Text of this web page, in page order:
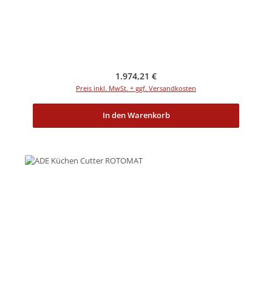
Regulärer Preis:
1.974,21 €
Preis inkl. MwSt. + ggf. Versandkosten
In den Warenkorb